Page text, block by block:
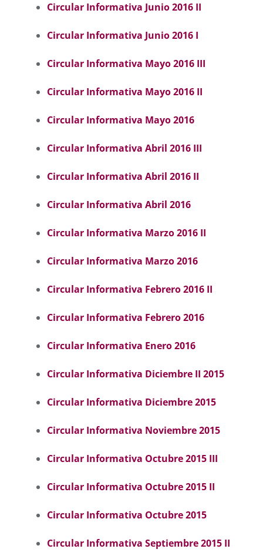
Circular Informativa Junio 2016 II
Circular Informativa Junio 2016 I
Circular Informativa Mayo 2016 III
Circular Informativa Mayo 2016 II
Circular Informativa Mayo 2016
Circular Informativa Abril 2016 III
Circular Informativa Abril 2016 II
Circular Informativa Abril 2016
Circular Informativa Marzo 2016 II
Circular Informativa Marzo 2016
Circular Informativa Febrero 2016 II
Circular Informativa Febrero 2016
Circular Informativa Enero 2016
Circular Informativa Diciembre II 2015
Circular Informativa Diciembre 2015
Circular Informativa Noviembre 2015
Circular Informativa Octubre 2015 III
Circular Informativa Octubre 2015 II
Circular Informativa Octubre 2015
Circular Informativa Septiembre 2015 II